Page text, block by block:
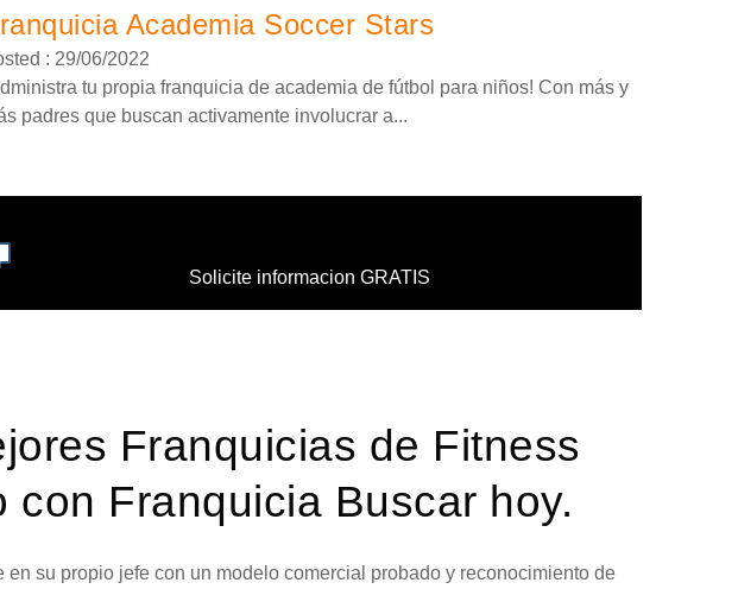
Academia Soccer Stars
: 29/06/2022
tu propia franquicia de academia de fútbol para niños! Con más y
padres que buscan activamente involucrar a...
Solicite informacion GRATIS
Franquicias de Fitness
con Franquicia Buscar hoy.
en su propio jefe con un modelo comercial probado y reconocimiento de